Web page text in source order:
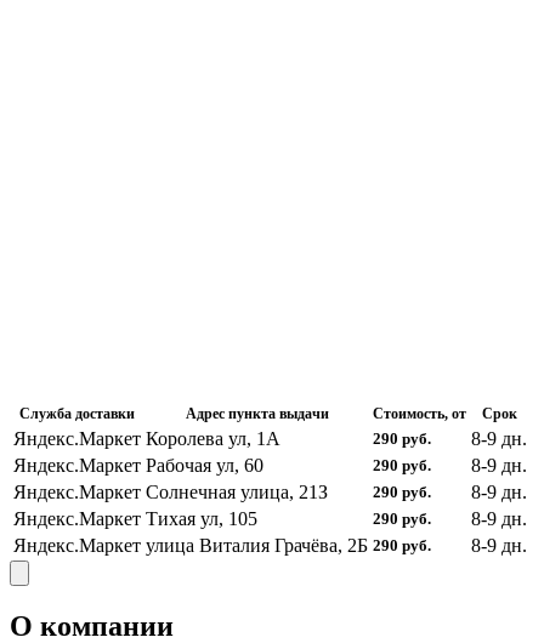
Служба доставки Адрес пункта выдачи Стоимость, от Срок
Яндекс.Маркет Королева ул, 1А 290 руб. 8-9 дн.
Яндекс.Маркет Рабочая ул, 60 290 руб. 8-9 дн.
Яндекс.Маркет Солнечная улица, 21З 290 руб. 8-9 дн.
Яндекс.Маркет Тихая ул, 105 290 руб. 8-9 дн.
Яндекс.Маркет улица Виталия Грачёва, 2Б 290 руб. 8-9 дн.
О компании